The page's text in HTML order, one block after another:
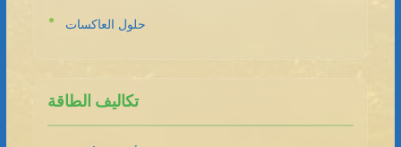
حلول العاكسات
تكاليف الطاقة